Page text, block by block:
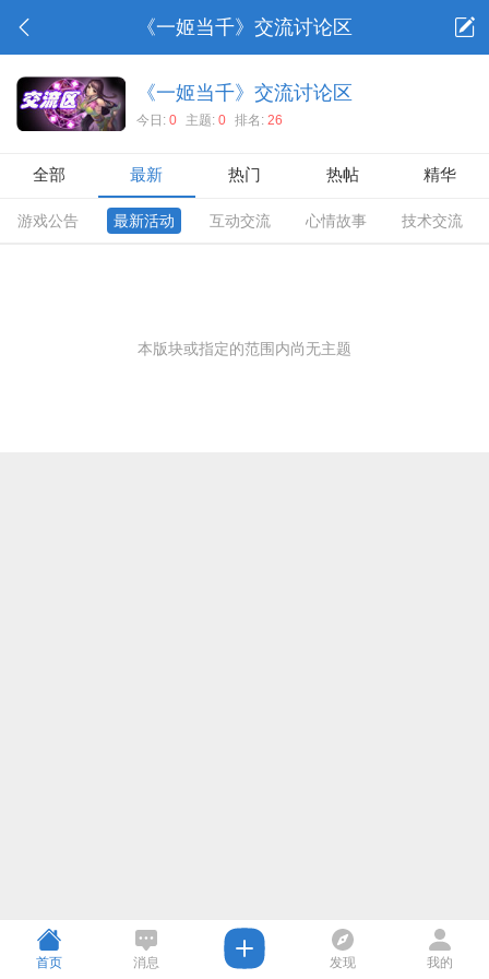
《一姬当千》交流讨论区
《一姬当千》交流讨论区
今日: 0 主题: 0 排名: 26
全部 最新 热门 热帖 精华
游戏公告 最新活动 互动交流 心情故事 技术交流
本版块或指定的范围内尚无主题
首页 消息 发现 我的